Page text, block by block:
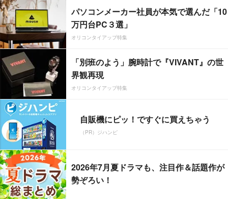
パソコンメーカー社員が本気で選んだ「10
万円台PC３選」
オリコンタイアップ特集
「別班のよう」腕時計で『VIVANT』の世
界観再現
オリコンタイアップ特集
自販機にピッ！ですぐに買えちゃう
（PR）ジハンピ
2026年7月夏ドラマも、注目作＆話題作が
勢ぞろい！